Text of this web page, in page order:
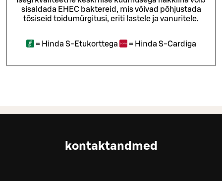
sisaldada EHEC baktereid, mis võivad põhjustada
tõsiseid toidumürgitusi, eriti lastele ja vanuritele.
= Hinda S-Etukorttega = Hinda S-Cardiga
kontaktandmed